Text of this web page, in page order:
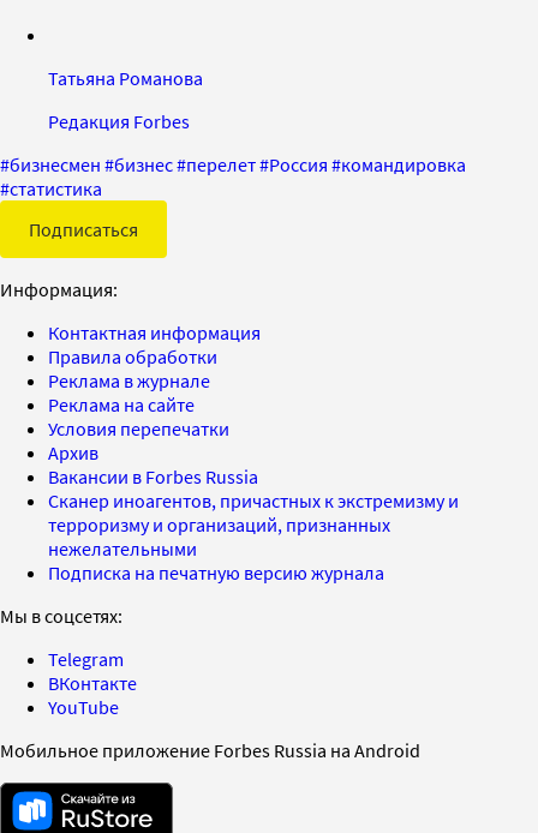
Татьяна Романова
Редакция Forbes
#бизнесмен #бизнес#перелет#Россия #командировка
#статистика
Подписаться
Информация:
Контактная информация
Правила обработки
Реклама в журнале
Реклама на сайте
Условия перепечатки
Архив
Вакансии в Forbes Russia
Сканер иноагентов, причастных к экстремизму и
терроризму и организаций, признанных
нежелательными
Подписка на печатную версию журнала
Мы в соцсетях:
Telegram
ВКонтакте
YouTube
Мобильное приложение Forbes Russia на Android